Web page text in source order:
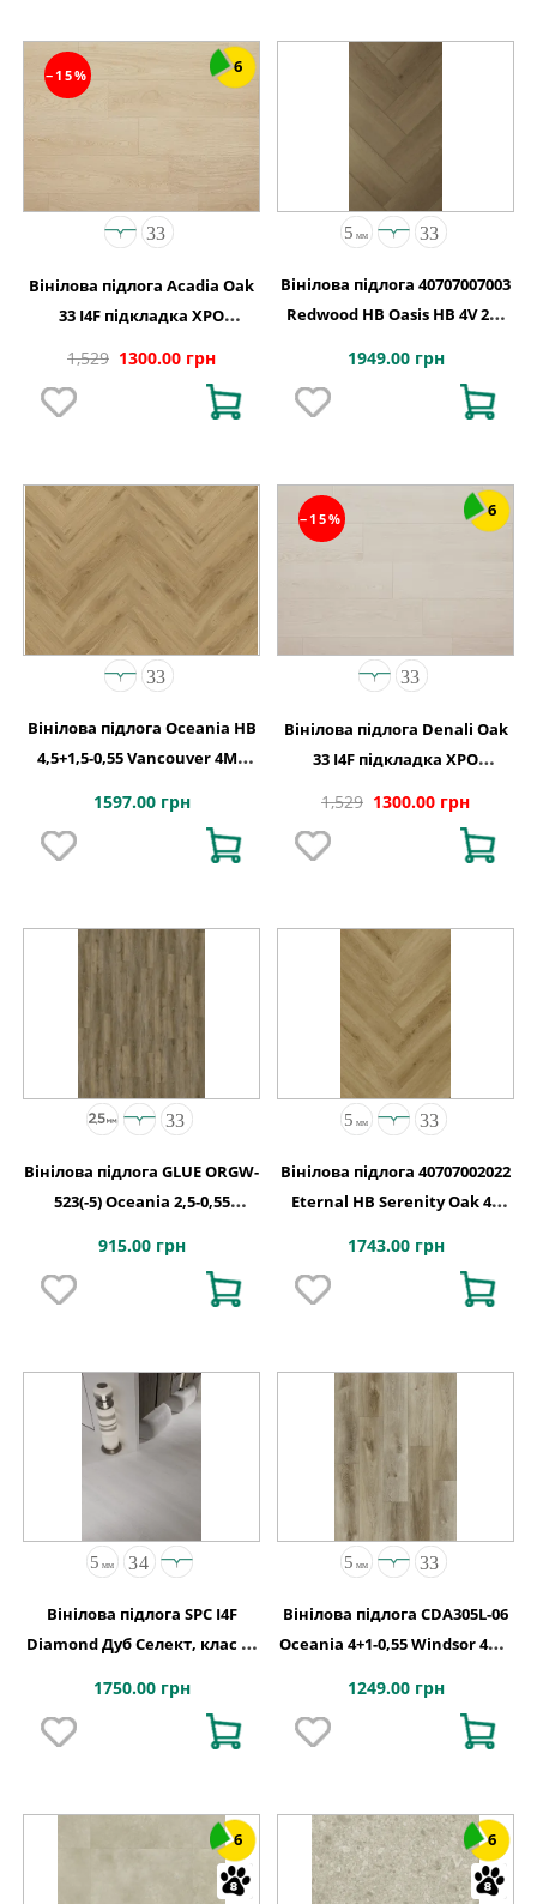
−15% 6
Вінілова підлога Acadia Oak
33 I4F підкладка XPO
1,529 1300.00 грн
Вінілова підлога 40707007003
Redwood HB Oasis HB 4V 2G-
1949.00 грн
Вінілова підлога Oceania HB
4,5+1,5-0,55 Vancouver 4MV
1597.00 грн
−15% 6
Вінілова підлога Denali Oak
33 I4F підкладка XPO
1,529 1300.00 грн
Вінілова підлога GLUE ORGW-
523(-5) Oceania 2,5-0,55
1227х187х2,5
915.00 грн
Вінілова підлога 40707002022
Eternal HB Serenity Oak 4V
1743.00 грн
Вінілова підлога SPC I4F
Diamond Дуб Селект, клас 34
1750.00 грн
Вінілова підлога CDA305L-06
Oceania 4+1-0,55 Windsor 4MV
1249.00 грн
6 6